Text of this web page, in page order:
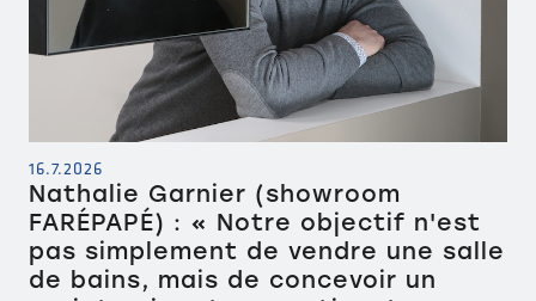
16.7.2026
Nathalie Garnier (showroom
FARÉPAPÉ) : « Notre objectif n'est
pas simplement de vendre une salle
de bains, mais de concevoir un